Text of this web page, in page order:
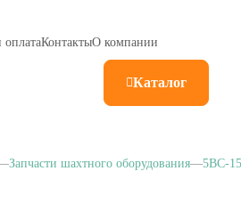
оплатаКонтактыО компании
Каталог
Запчасти шахтного оборудования 5BC-